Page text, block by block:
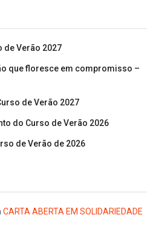
de Verão 2027
que floresce em compromisso –
de Verão 2027
do Curso de Verão 2026
de Verão de 2026
CARTA ABERTA EM SOLIDARIEDADE